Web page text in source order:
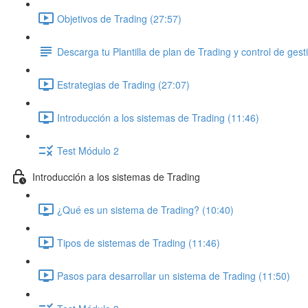
Objetivos de Trading (27:57)
Descarga tu Plantilla de plan de Trading y control de
Estrategias de Trading (27:07)
Introducción a los sistemas de Trading (11:46)
Test Módulo 2
Introducción a los sistemas de Trading
¿Qué es un sistema de Trading? (10:40)
Tipos de sistemas de Trading (11:46)
Pasos para desarrollar un sistema de Trading (11:50)